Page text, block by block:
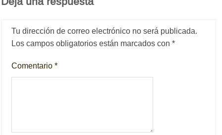
Tu dirección de correo electrónico no será publicada.
Los campos obligatorios están marcados con*
Comentario*